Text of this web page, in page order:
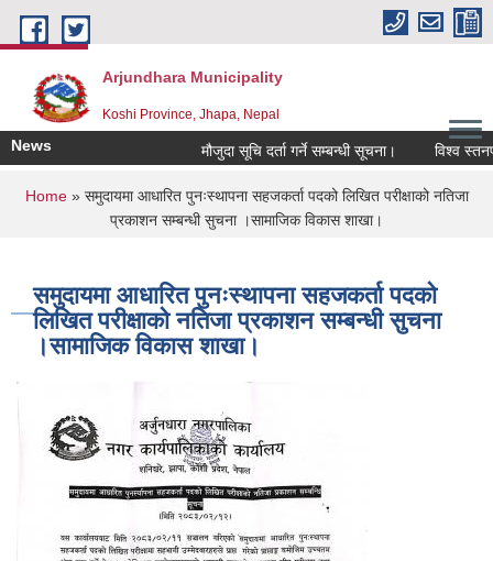
Skip to main content
Arjundhara Municipality
Koshi Province, Jhapa, Nepal
News मौजुदा सूचि दर्ता गर्ने सम्बन्धी सूचना। विश्व
You are here
Home» समुदायमा आधारित पुनःस्थापना सहजकर्ता पदको लिखित परीक्षाको नतिजा
प्रकाशन सम्बन्धी सुचना ।सामाजिक विकास शाखा।
समुदायमा आधारित पुनःस्थापना सहजकर्ता पदको
लिखित परीक्षाको नतिजा प्रकाशन सम्बन्धी सुचना
।सामाजिक विकास शाखा।